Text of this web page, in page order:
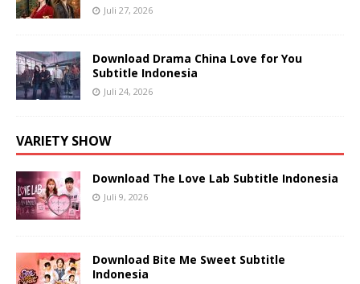
Juli 27, 2026
Download Drama China Love for You
Subtitle Indonesia
Juli 24, 2026
VARIETY SHOW
Download The Love Lab Subtitle Indonesia
Juli 9, 2026
Download Bite Me Sweet Subtitle
Indonesia